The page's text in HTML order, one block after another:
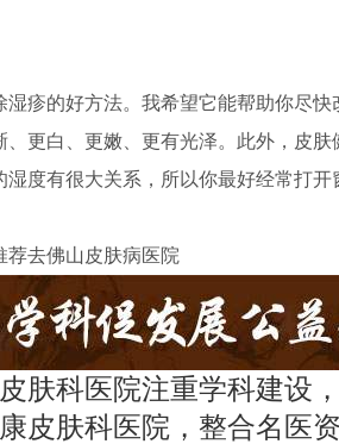
的好方法。我希望它能帮助你尽快
、更白、更嫩、更有光泽。此外，皮肤
度有很大关系，所以你最好经常打开
去佛山皮肤病医院
肤科医院注重学科建设
皮肤科医院，整合名医